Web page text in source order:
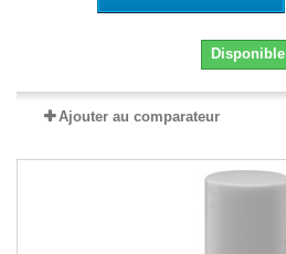
Disponible
Ajouter au comparateur